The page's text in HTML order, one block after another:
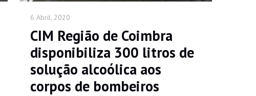
6 Abril, 2020
CIM Região de Coimbra
disponibiliza 300 litros de
solução alcoólica aos
corpos de bombeiros